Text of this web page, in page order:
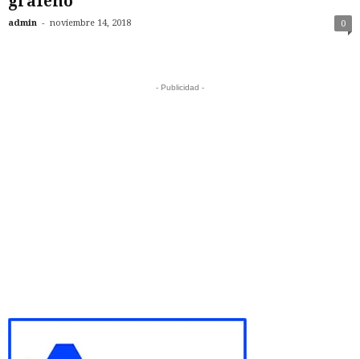
admin - noviembre 14, 2018 0
- Publicidad -